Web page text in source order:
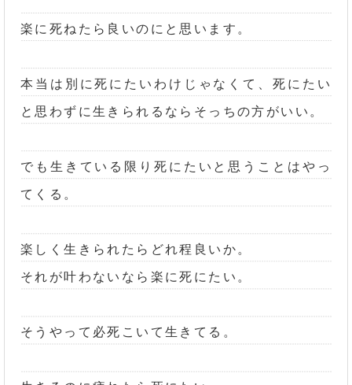
楽に死ねたら良いのにと思います。
本当は別に死にたいわけじゃなくて、死にたい
と思わずに生きられるならそっちの方がいい。
でも生きている限り死にたいと思うことはやっ
てくる。
楽しく生きられたらどれ程良いか。
それが叶わないなら楽に死にたい。
そうやって必死こいて生きてる。